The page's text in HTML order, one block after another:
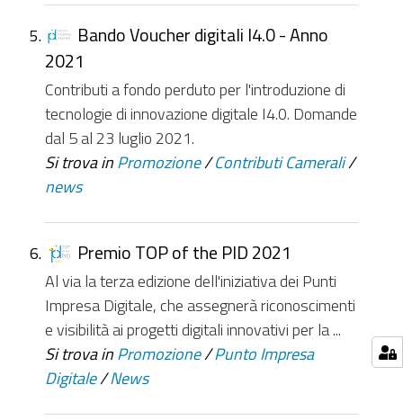
Bando Voucher digitali I4.0 - Anno
2021
Contributi a fondo perduto per l'introduzione di
tecnologie di innovazione digitale I4.0. Domande
dal 5 al 23 luglio 2021.
Si trova in Promozione /Contributi Camerali /
news
Premio TOP of the PID 2021
Al via la terza edizione dell'iniziativa dei Punti
Impresa Digitale, che assegnerà riconoscimenti
e visibilità ai progetti digitali innovativi per la ...
Si trova in Promozione /Punto Impresa
Digitale /News